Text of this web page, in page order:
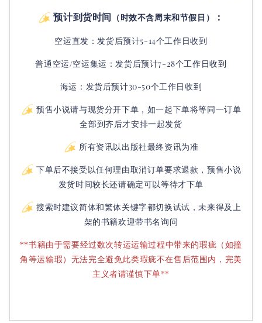
预计到货时间 （时效不含周末和节假日） ：
空运直发：发货后预计5-14个工作日收到
普通空运/空运集运：发货后预计7-28个工作日收到
海运：发货后预计30-50个工作日收到
预售小说请与现货分开下单，如一起下单将等同一订单
全部到齐后才安排一起发货
所有资讯以出版社最终资讯为准
下单后不接受以任何理由取消订单要求退款，预售小说
发货时间较长还请确定可以等待才下单
搜索时建议简体和繁体关键字都切换试试，未来得及上
架的书籍欢迎带书名询问
**书籍由于需要经过数次转运运输过程中带来的瑕疵（如撞
角等运输瑕）无法完全避免此类瑕疵不在售后范围内，完美
主义者请谨慎下单**